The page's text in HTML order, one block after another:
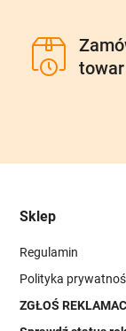
Sklep
Regulamin
Polityka
ZGŁOŚ